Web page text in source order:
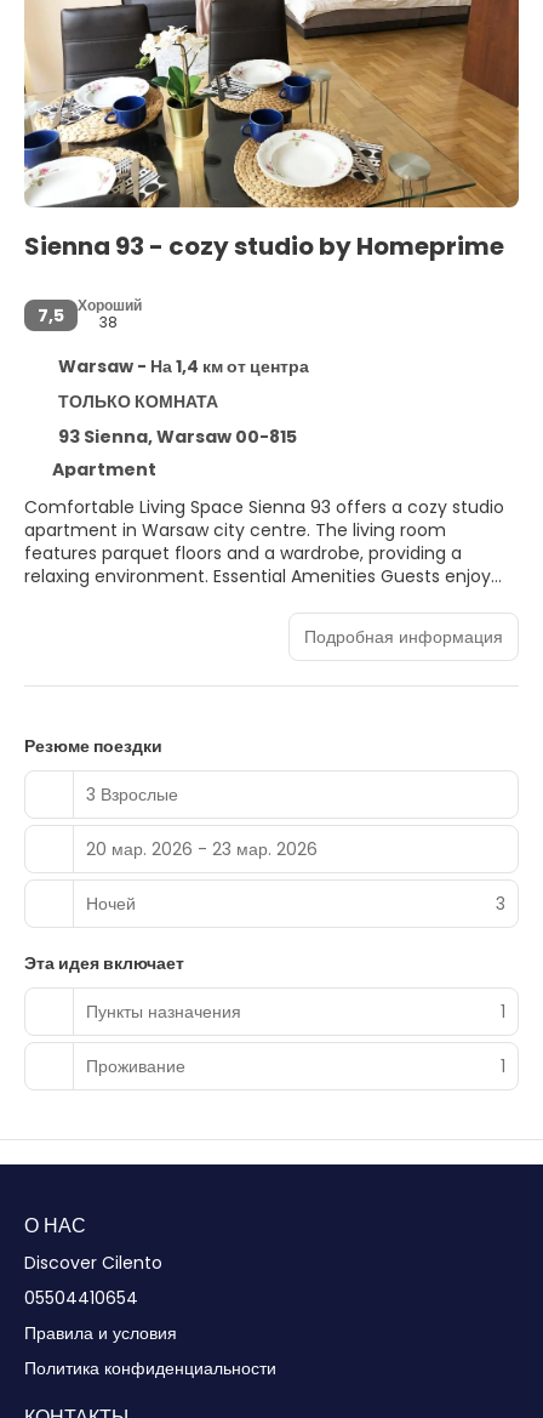
Sienna 93 - cozy studio by Homeprime
7,5
Хороший
38
Warsaw - На 1,4 км от центра
ТОЛЬКО КОМНАТА
93 Sienna, Warsaw 00-815
Apartment
Comfortable Living Space Sienna 93 offers a cozy studio
apartment in Warsaw city centre. The living room
features parquet floors and a wardrobe, providing a
relaxing environment. Essential Amenities Guests enjoy
apartment includes a lift for easy access. Prime Location
Located 19 minutes from Warsaw Central Railway Station
and 1 km from Złote Tarasy Shopping Centre. Nearby
attractions include the Warsaw Uprising Museum and
sports are available in the surrounding area. Warsaw
Frederic Chopin Airport is 7 km away.
Подробная информация
Резюме поездки
3 Взрослые
20 мар. 2026 - 23 мар. 2026
Ночей 3
Эта идея включает
Пункты назначения
1
Проживание 1
О НАС
Discover Cilento
05504410654
Правила и условия
Политика конфиденциальности